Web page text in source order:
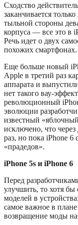
Сходство
заканчивается
тыльной стороны
корпуса — все это в
Речь идет о двух
похожих смартфонах.
Еще больше новый
Apple в третий раз
аппарата и
нет такого вау-
революционный
эволюции
известный
исключено, что
раз, но пока iPhone 6
«прадедов».
iPhone 5s и iPhone 6
Перед
улучшить, то хотя
моделей в
самое важное в
возвращение моды